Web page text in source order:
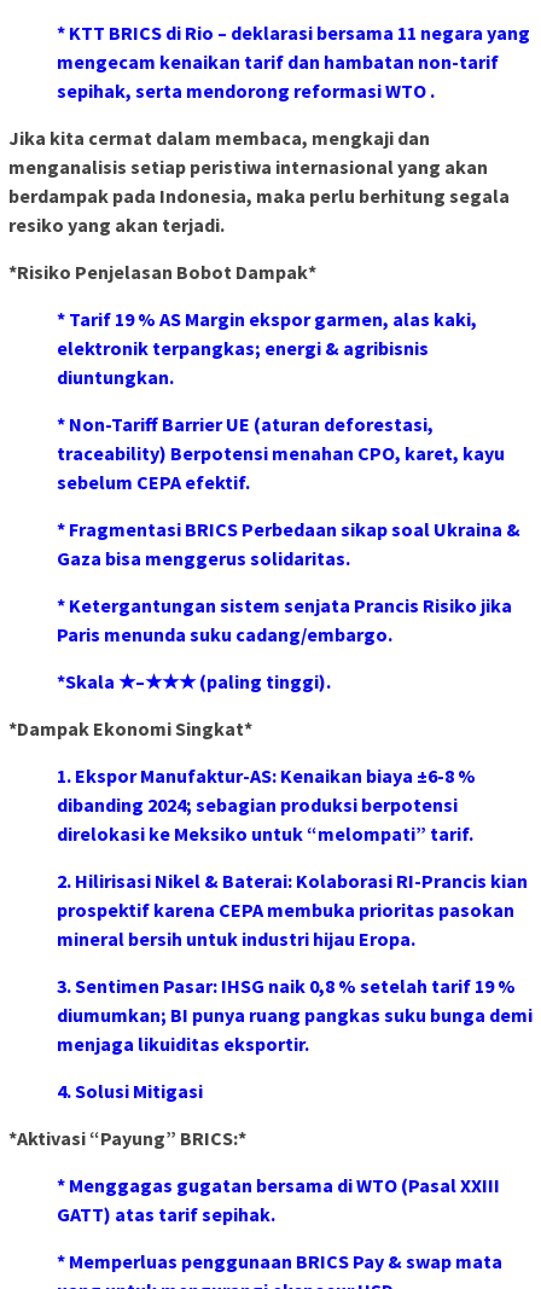
* KTT BRICS di Rio – deklarasi bersama 11 negara yang
mengecam kenaikan tarif dan hambatan non-tarif
sepihak, serta mendorong reformasi WTO .
Jika kita cermat dalam membaca, mengkaji dan
menganalisis setiap peristiwa internasional yang akan
berdampak pada Indonesia, maka perlu berhitung segala
resiko yang akan terjadi.
*Risiko Penjelasan Bobot Dampak*
* Tarif 19 % AS Margin ekspor garmen, alas kaki,
elektronik terpangkas; energi & agribisnis
diuntungkan.
* Non-Tariff Barrier UE (aturan deforestasi,
traceability) Berpotensi menahan CPO, karet, kayu
sebelum CEPA efektif.
* Fragmentasi BRICS Perbedaan sikap soal Ukraina &
Gaza bisa menggerus solidaritas.
* Ketergantungan sistem senjata Prancis Risiko jika
Paris menunda suku cadang/embargo.
*Skala ★–★★★ (paling tinggi).
*Dampak Ekonomi Singkat*
1. Ekspor Manufaktur-AS: Kenaikan biaya ±6-8 %
dibanding 2024; sebagian produksi berpotensi
direlokasi ke Meksiko untuk “melompati” tarif.
2. Hilirisasi Nikel & Baterai: Kolaborasi RI-Prancis kian
prospektif karena CEPA membuka prioritas pasokan
mineral bersih untuk industri hijau Eropa.
3. Sentimen Pasar: IHSG naik 0,8 % setelah tarif 19 %
diumumkan; BI punya ruang pangkas suku bunga demi
menjaga likuiditas eksportir.
4. Solusi Mitigasi
*Aktivasi “Payung” BRICS:*
* Menggagas gugatan bersama di WTO (Pasal XXIII
GATT) atas tarif sepihak.
* Memperluas penggunaan BRICS Pay & swap mata